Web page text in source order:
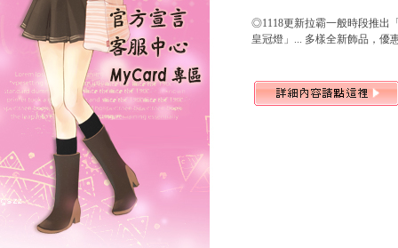
◎1118更新拉霸一般時段推出
皇冠燈」... 多樣全新飾品，優